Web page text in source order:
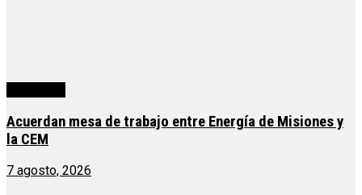
Acuerdan mesa de trabajo entre Energía de Misiones y
la CEM
7 agosto, 2026